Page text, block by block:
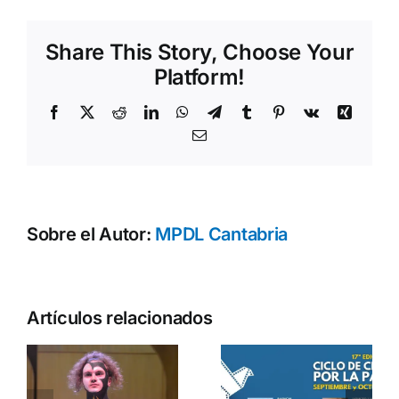
Share This Story, Choose Your
Platform!
Facebook
X RedditLinkedInWhatsApp
TelegramTumblr Pinterest
Vk
Xing
Correo
Sobre el Autor: MPDL Cantabria
Artículos relacionados
Cine por la
Paz
abordará
¡Apúntate a
la edición